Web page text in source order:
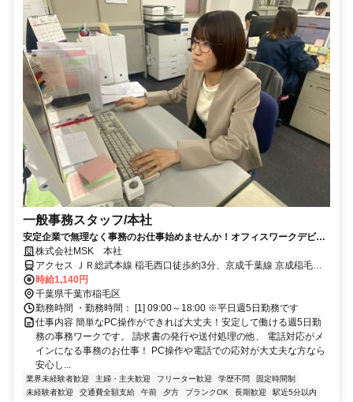
一般事務スタッフ/本社
安定企業で無理なく事務のお仕事始めませんか！オフィスワークデビュ
ーも大歓迎！＜主婦活躍中＞
株式会社MSK 本社
アクセス ＪＲ総武本線 稲毛西口徒歩約3分、京成千葉線 京成稲毛徒
歩約4分 稲毛駅西口より徒歩４分程度
時給1,140円
千葉県千葉市稲毛区
勤務時間 ・勤務時間： [1] 09:00～18:00 ※平日週5日勤務です
仕事内容 簡単なPC操作ができれば大丈夫！安定して働ける週5日勤
務の事務ワークです。 請求書の発行や送付処理の他、 電話対応がメ
インになる事務のお仕事！ PC操作や電話での応対が大丈夫な方なら
安心し...
業界未経験者歓迎 主婦・主夫歓迎 フリーター歓迎 学歴不問
固定時間制
未経験者歓迎
交通費全額支給 午前 夕方 ブランクOK 長期歓迎 駅近5分以内